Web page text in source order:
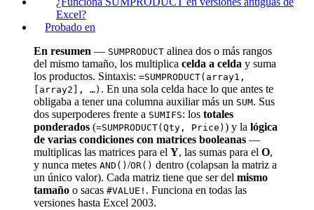
Excel?
Probado en
En resumen — SUMPRODUCT alinea dos o más rangos
del mismo tamaño, los multiplica celda a celda y suma
los productos. Sintaxis: =SUMPRODUCT(array1,
[array2], …) . En una sola celda hace lo que antes te
obligaba a tener una columna auxiliar más un SUM. Sus
dos superpoderes frente a SUMIFS: los totales
ponderados (=SUMPRODUCT(Qty, Price) ) y la lógica
de varias condiciones con matrices booleanas —
multiplicas las matrices para el Y, las sumas para el O,
y nunca metes AND() /OR() dentro (colapsan la matriz a
un único valor). Cada matriz tiene que ser del mismo
tamaño o sacas #VALUE! . Funciona en todas las
versiones hasta Excel 2003.